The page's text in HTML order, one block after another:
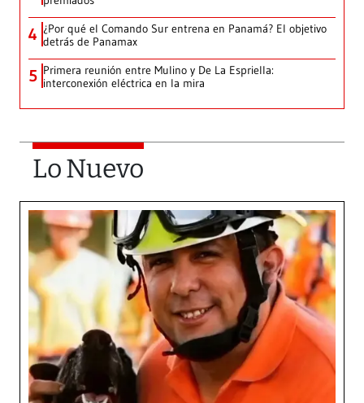
4 ¿Por qué el Comando Sur entrena en Panamá? El objetivo
detrás de Panamax
5 Primera reunión entre Mulino y De La Espriella:
interconexión eléctrica en la mira
Lo Nuevo